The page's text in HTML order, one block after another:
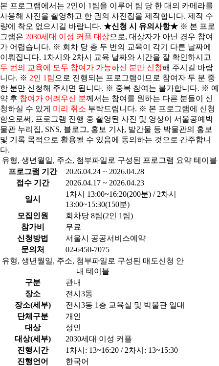
본 프로그램에서는 2인이 1팀을 이루어 팀 당 한 대의 카메라를
사용해 사진을 촬영하고 한 권의 사진집을 제작합니다. 제작 수
량에 착오 없으시길 바랍니다. ★신청 시 유의사항★ ※ 본 프로
그램은 2030세대 이성 커플 대상으로, 대상자가 아닌 경우 참여
가 어렵습니다. ※ 회차 당 총 두 번의 교육이 각기 다른 날짜에
이뤄집니다. 1차시와 2차시 교육 날짜와 시간을 잘 확인하시고
두 번의 교육에 모두 참여가 가능하신 분만 신청해 주시길 바랍
니다. ※ 2인 1팀 으로 진행되는 프로그램이므로 참여자 두 분 중
한 분만 신청해 주시면 됩니다. ※ 중복 참여는 불가합니다. ※ 예
약 후 참여가 어려우신 분께서는 참여를 원하는 다른 분들이 신
청하실 수 있게 미리 취소 부탁드립니다. ※ 본 프로그램에 신청
함으로써, 프로그램 진행 중 촬영된 사진 및 영상이 서울공예박
물관 누리집, SNS, 블로그, 홍보 기사, 발간물 등 박물관의 홍보
및 기록 목적으로 활용될 수 있음에 동의하는 것으로 간주합니
다.
유형, 생년월일, 주소, 첨부파일로 구성된 프로그램 요약 테이블
프로그램 기간
2026.04.24 ~ 2026.04.28
접수 기간
2026.04.17 ~ 2026.04.23
일시
1차시 13:00~16:20(200분) / 2차시
13:00~15:30(150분)
모집인원
회차당 8팀(2인 1팀)
참가비
무료
신청방법
서울시 공공서비스예약
문의처
02-6450-7075
유형, 생년월일, 주소, 첨부파일로 구성된 매도신청 안
내 테이블
구분
관내
장소
전시3동
장소(세부)
전시3동 1층 교육실 및 박물관 일대
단체구분
개인
대상
성인
대상(세부)
2030세대 이성 커플
진행시간
1차시: 13~16:20 / 2차시: 13~15:30
진행언어
한국어